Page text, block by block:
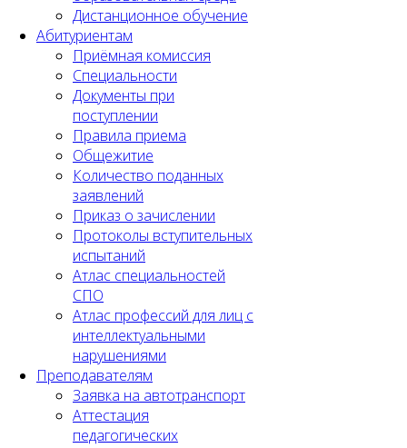
Дистанционное обучение
Абитуриентам
Приёмная комиссия
Специальности
Документы при
поступлении
Правила приема
Общежитие
Количество поданных
заявлений
Приказ о зачислении
Протоколы вступительных
испытаний
Атлас специальностей
СПО
Атлас профессий для лиц с
интеллектуальными
нарушениями
Преподавателям
Заявка на автотранспорт
Аттестация
педагогических